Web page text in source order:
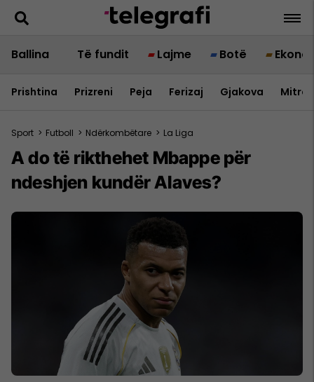
Ballina Të fundit Lajme Botë
Prishtina Prizreni Peja Ferizaj Gjakova
Sport > Futboll > Ndërkombëtare > La Liga
A do të rikthehet Mbappe për
ndeshjen kundër Alaves?